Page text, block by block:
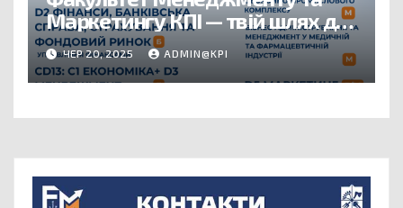
Маркетингу КПІ — твій шлях до
успішного майбутнього!
ЧЕР 20, 2025 ADMIN@KPI